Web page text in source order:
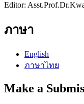
Editor:
ภาษา
English
ภาษาไทย
Make a